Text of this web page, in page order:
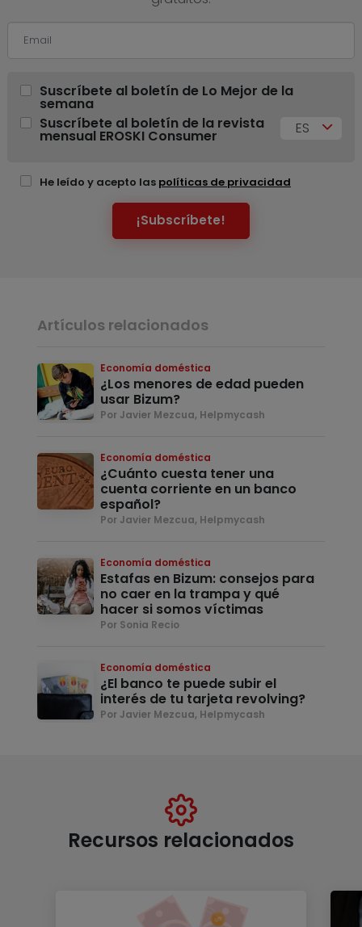
Suscríbete al boletín de Lo Mejor de la
semana
Suscríbete al boletín de la revista
mensual EROSKI Consumer ES
He leído y acepto las políticas de privacidad
¡Subscríbete!
Artículos relacionados
Economía doméstica
¿Los menores de edad pueden
usar Bizum?
Por Javier Mezcua, Helpmycash
Economía doméstica
¿Cuánto cuesta tener una
cuenta corriente en un banco
español?
Por Javier Mezcua, Helpmycash
Economía doméstica
Estafas en Bizum: consejos para
no caer en la trampa y qué
hacer si somos víctimas
Por Sonia Recio
Economía doméstica
¿El banco te puede subir el
interés de tu tarjeta revolving?
Por Javier Mezcua, Helpmycash
Recursos relacionados